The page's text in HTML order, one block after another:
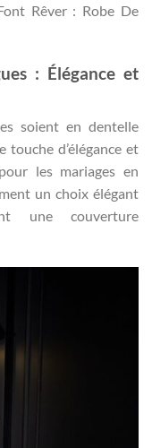
Rêver : Robe De
: Élégance et
soient en dentelle
d’élégance et
les mariages en
un choix élégant
une couverture